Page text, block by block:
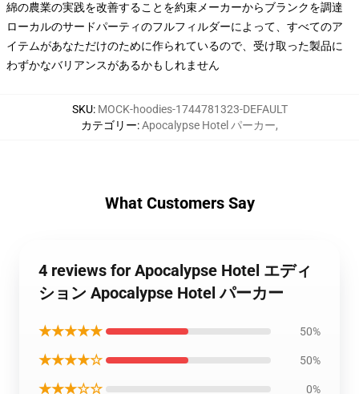
綿の農業の実践を改善することを約束メーカーからブランクを調達
ローカルのサードパーティのフルフィルダーによって、すべてのア
イテムがあなただけのために作られているので、受け取った製品に
わずかなバリアンスがあるかもしれません
SKU: MOCK-hoodies-1744781323-DEFAULT
カテゴリー:Apocalypse Hotel パーカー,
What Customers Say
4 reviews for Apocalypse Hotel エディ
ション Apocalypse Hotel パーカー
★★★★★ 50%
★★★★☆ 50%
★★★☆☆ 0%